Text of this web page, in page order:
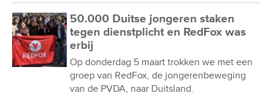
50.000 Duitse jongeren staken
tegen dienstplicht en RedFox was
erbij
Op donderdag 5 maart trokken we met een
groep van RedFox, de jongerenbeweging
van de PVDA, naar Duitsland.